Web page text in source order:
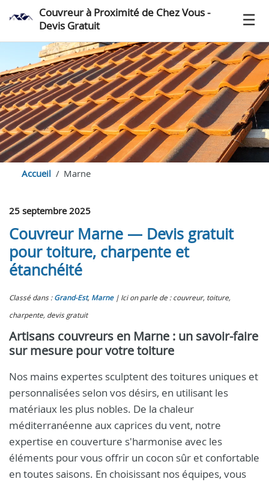
Couvreur à Proximité de Chez Vous -
Devis Gratuit
Accueil Marne
25 septembre 2025
Couvreur Marne — Devis gratuit
pour toiture, charpente et
étanchéité
Classé dans : Grand-Est, Marne
Ici on parle de : couvreur, toiture,
charpente, devis gratuit
Artisans couvreurs en Marne : un savoir-faire
sur mesure pour votre toiture
Nos mains expertes sculptent des toitures uniques et
personnalisées selon vos désirs, en utilisant les
matériaux les plus nobles. De la chaleur
méditerranéenne aux caprices du vent, notre
expertise en couverture s'harmonise avec les
éléments pour vous offrir un cocon sûr et confortable
en toutes saisons. En choisissant nos équipes, vous